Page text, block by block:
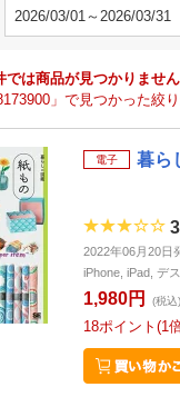
2026/03/01～2026/03/31
では商品が見つかりません
」で見つかった絞
電子 暮ら
2022年06月20日
iPhone, iPad, デ
1,980円 (税込)
18ポイント 1